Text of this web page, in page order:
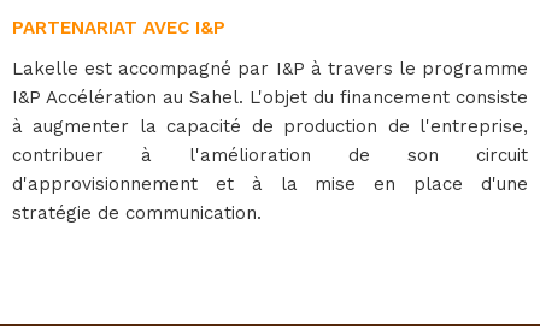
PARTENARIAT AVEC I&P
Lakelle est accompagné par I&P à travers le programme
I&P Accélération au Sahel. L'objet du financement consiste
à augmenter la capacité de production de l'entreprise,
contribuer à l'amélioration de son circuit
d'approvisionnement et à la mise en place d'une
stratégie de communication.